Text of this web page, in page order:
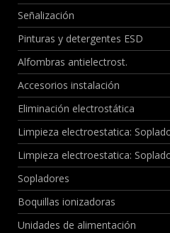
Señalización
Pinturas y detergentes ESD
Alfombras antielectrost.
Accesorios instalación
Eliminación electrostática
Limpieza electroestatica:
Limpieza electroestatica:
Sopladores
Boquillas ionizadoras
Unidades de alimentación